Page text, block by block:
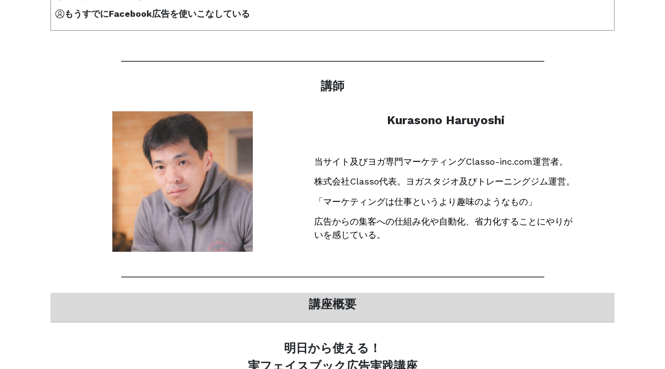
もうすでにFacebook広告を使いこなしている
講師
Kurasono Haruyoshi
当サイト及びヨガ専門マーケティングClasso-inc.com運営者。
株式会社Classo代表。ヨガスタジオ及びトレーニングジム運営。
「マーケティングは仕事というより趣味のようなもの」
広告からの集客への仕組み化や自動化、省力化することにやりが
いを感じている。
講座概要
明日から使える！
実フェイスブック広告実践講座